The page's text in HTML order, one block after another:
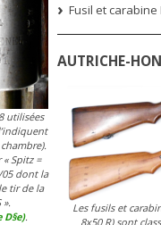
utilisées
« Spitz =
dont la
tir de la
.
Fusil et carabine
AUTRICHE-
Les fusils et
8x50 R) sont